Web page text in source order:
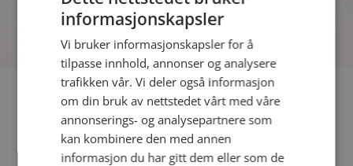
Fler single
Flere singlekvinner fra Gjøvik: Evie,Sonja
Menn fra Gjøvik
informasjonskapsler
Vi bruker informasjonskapsler for å
tilpasse innhold, annonser og analysere
trafikken vår. Vi deler også informasjon
om din bruk av nettstedet vårt med våre
annonserings- og analysepartnere som
kan kombinere den med annen
informasjon du har gitt dem eller som de